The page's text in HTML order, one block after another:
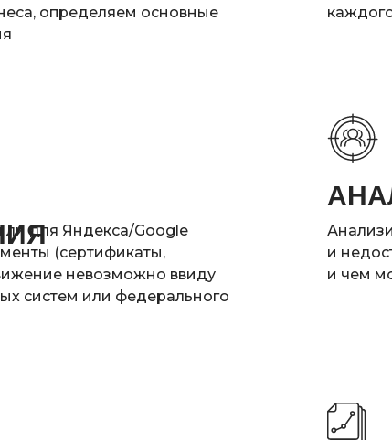
определяем основные
ли для Яндекса/Google
(сертификаты,
невозможно ввиду
систем или федерального
и
и чем